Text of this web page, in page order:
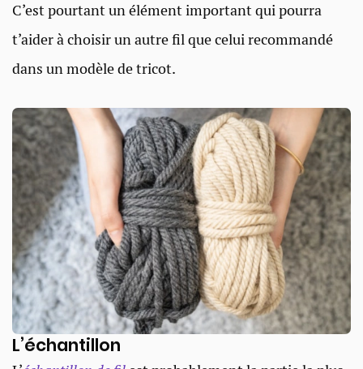
C’est pourtant un élément important qui pourra
t’aider à choisir un autre fil que celui recommandé
dans un modèle de tricot.
L’échantillon​